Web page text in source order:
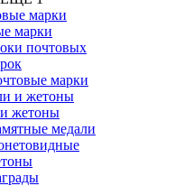
марки
почтовых
марки
жетоны
медали